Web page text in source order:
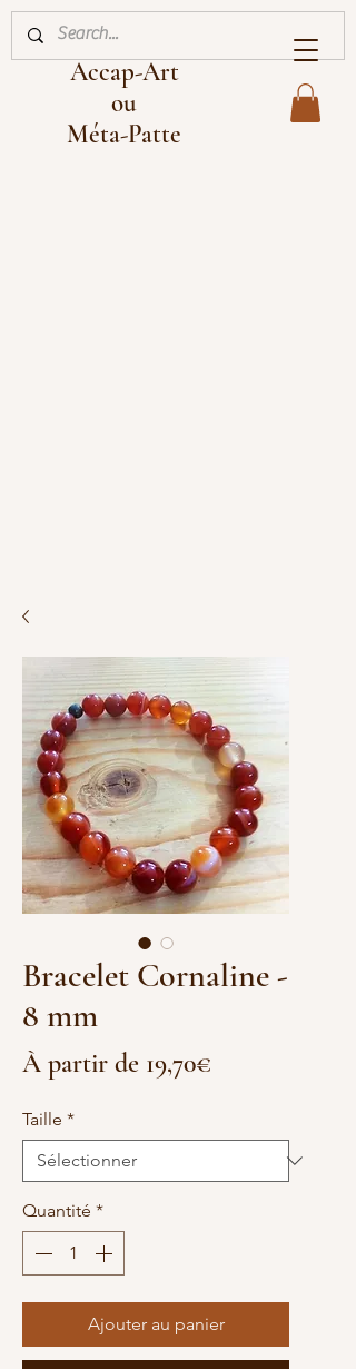
Accap-Art
ou
Méta-Patte
Bracelet Cornaline -
8 mm
À partir de 19,70€
Taille *
Quantité *
Ajouter au panier